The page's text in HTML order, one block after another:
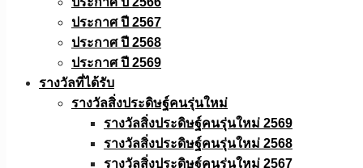
ประกาศ ปี 2567
ประกาศ ปี 2568
ประกาศ ปี 2569
รางวัลที่ได้รับ
รางวัลสิ่งประดิษฐ์คนรุ่นใหม่
รางวัลสิ่งประดิษฐ์คนรุ่นใหม่ 2569
รางวัลสิ่งประดิษฐ์คนรุ่นใหม่ 2568
รางวัลสิ่งประดิษฐ์คนรุ่นใหม่ 2567